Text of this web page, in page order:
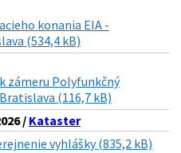
konania EIA -
(534,4 kB)
zámeru Polyfunkčný
(116,7 kB)
/ Kataster
vyhlášky (835,2 kB)